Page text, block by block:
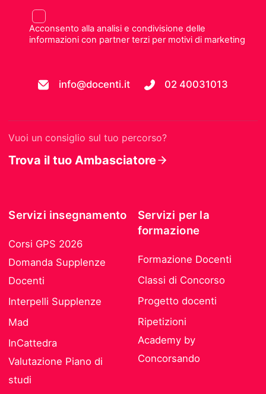
Acconsento alla analisi e condivisione delle
informazioni con partner terzi per motivi di marketing
info@docenti.it 02 40031013
Vuoi un consiglio sul tuo percorso?
Trova il tuo Ambasciatore
Servizi insegnamento
Corsi GPS 2026
Domanda Supplenze
Docenti
Interpelli Supplenze
Mad
InCattedra
Valutazione Piano di
studi
Servizi per la
formazione
Formazione Docenti
Classi di Concorso
Progetto docenti
Ripetizioni
Academy by
Concorsando